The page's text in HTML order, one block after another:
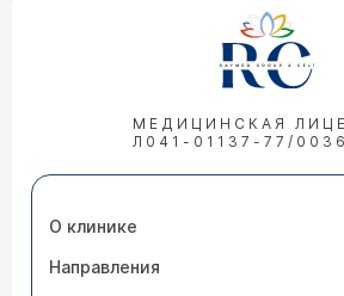
МЕДИЦИНСКАЯ
Л041-01137-77/
О клинике
Направления